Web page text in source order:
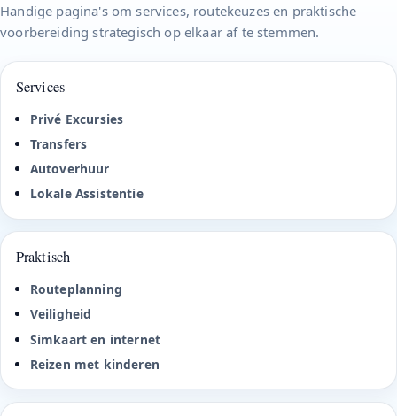
Handige pagina's om services, routekeuzes en praktische
voorbereiding strategisch op elkaar af te stemmen.
Services
Privé Excursies
Transfers
Autoverhuur
Lokale Assistentie
Praktisch
Routeplanning
Veiligheid
Simkaart en internet
Reizen met kinderen